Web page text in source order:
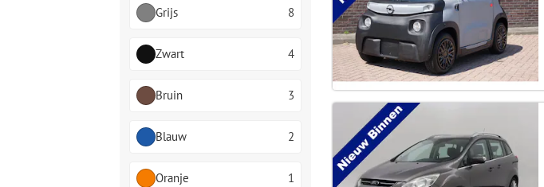
Grijs 8
Zwart 4
Bruin 3
Blauw 2
Oranje 1